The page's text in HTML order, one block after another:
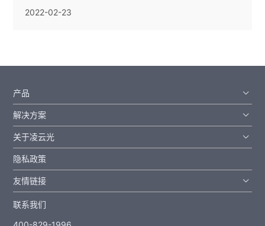
2022-02-23
产品
解决方案
关于凌云光
隐私政策
友情链接
联系我们